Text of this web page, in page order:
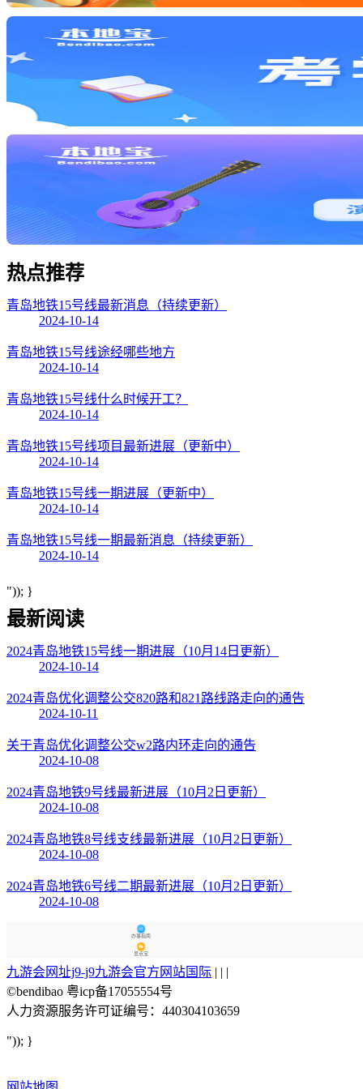
热点推荐
青岛地铁15号线最新消息（持续更新）
2024-10-14
青岛地铁15号线途经哪些地方
2024-10-14
青岛地铁15号线什么时候开工？
2024-10-14
青岛地铁15号线项目最新进展（更新中）
2024-10-14
青岛地铁15号线一期进展（更新中）
2024-10-14
青岛地铁15号线一期最新消息（持续更新）
2024-10-14
")); }
最新阅读
2024青岛地铁15号线一期进展（10月14日更新）
2024-10-14
2024青岛优化调整公交820路和821路线路走向的通告
2024-10-11
关于青岛优化调整公交w2路内环走向的通告
2024-10-08
2024青岛地铁9号线最新进展（10月2日更新）
2024-10-08
2024青岛地铁8号线支线最新进展（10月2日更新）
2024-10-08
2024青岛地铁6号线二期最新进展（10月2日更新）
2024-10-08
办事指南
景点宝
九游会网址j9-j9九游会官方网站国际 | | |
©bendibao 粤icp备17055554号
人力资源服务许可证编号：440304103659
")); }